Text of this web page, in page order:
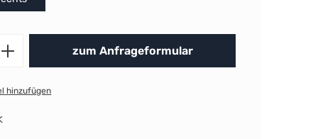
Produkt Anzahl: Gib den
zum Anfrageformular
hinzufügen